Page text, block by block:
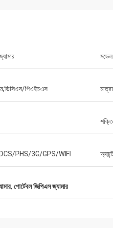
মডেল
পিএইচএস মাত্রা
PHS/3G/GPS/WIFI
, পোর্টেবল জিপিএস জ্যামার